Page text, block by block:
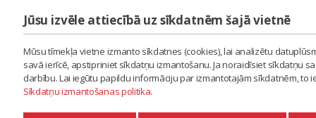
Jūsu izvēle attiecībā uz sīkdatnēm šajā vietnē
Mūsu tīmekļa vietne izmanto sīkdatnes (cookies), lai analizētu
savā ierīcē, apstipriniet sīkdatņu izmantošanu. Ja noraidīsiet sīkdatņu
darbību. Lai iegūtu papildu informāciju par izmantotajām sīkdatnēm,
Sīkdatņu izmantošanas politika.